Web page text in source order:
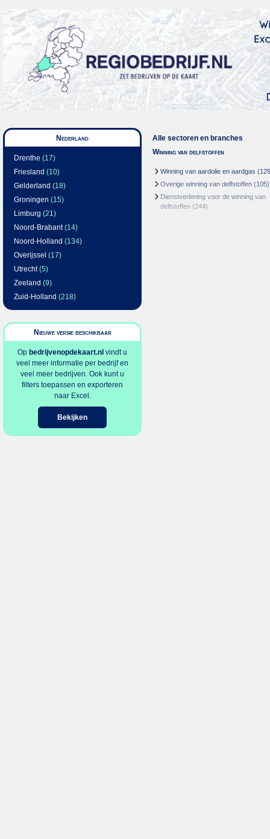
Nederland
Drenthe (17)
Friesland (10)
Gelderland (18)
Groningen (15)
Limburg (21)
Noord-Brabant(14)
Noord-Holland (134)
Overijssel (17)
Utrecht(5)
Zeeland (9)
Zuid-Holland (218)
Nieuwe versie beschikbaar
Op bedrijvenopdekaart.nl vindt u
veel meer informatie per bedrijf en
veel meer bedrijven. Ook kunt u
filters toepassen en exporteren
naar Excel.
Bekijken
Alle sectoren en branches
Winning van delfstoffen
Winning van aardolie en aardgas
Overige winning van delfstoffen (105)
Dienstverlening voor de winning van
delfstoffen (244)